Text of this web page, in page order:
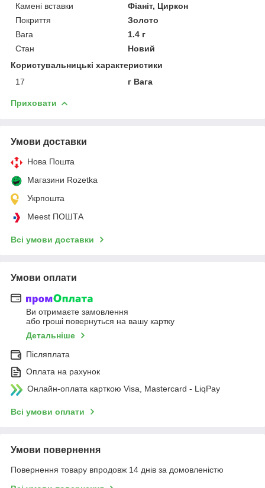
Камені вставки
Фіаніт, Циркон
Покриття
Золото
Вага
1.4 г
Стан
Новий
Користувальницькі характеристики
17
г Вага
Приховати
Умови доставки
Нова Пошта
Магазини Rozetka
Укрпошта
Meest ПОШТА
Всі умови доставки
Умови оплати
Ви отримаєте замовлення
або гроші повернуться на вашу картку
Детальніше
Післяплата
Оплата на рахунок
Онлайн-оплата карткою Visa, Mastercard - LiqPay
Всі умови оплати
Умови повернення
Повернення товару впродовж 14 днів за домовленістю